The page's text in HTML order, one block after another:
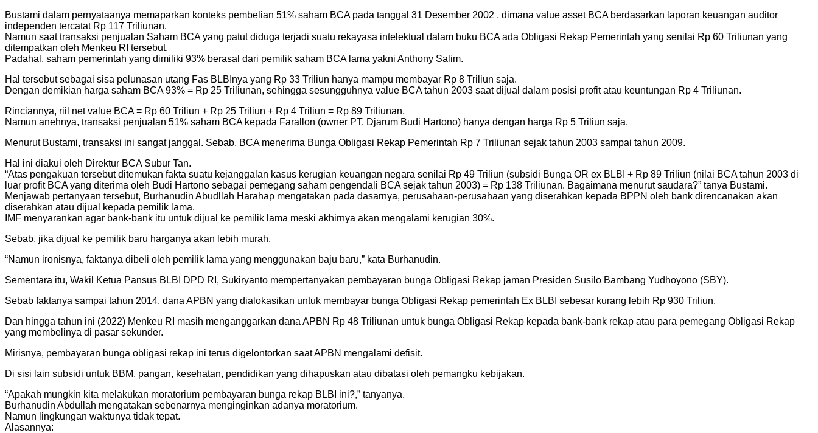
Bustami dalam pernyataanya memaparkan konteks pembelian 51% saham BCA pada tanggal 31 Desember 2002 , dimana value asset BCA berdasarkan laporan keuangan auditor
independen tercatat Rp 117 Triliunan.
Namun saat transaksi penjualan Saham BCA yang patut diduga terjadi suatu rekayasa intelektual dalam buku BCA ada Obligasi Rekap Pemerintah yang senilai Rp 60 Triliunan yang
ditempatkan oleh Menkeu RI tersebut.
Padahal, saham pemerintah yang dimiliki 93% berasal dari pemilik saham BCA lama yakni Anthony Salim.
Hal tersebut sebagai sisa pelunasan utang Fas BLBInya yang Rp 33 Triliun hanya mampu membayar Rp 8 Triliun saja.
Dengan demikian harga saham BCA 93% = Rp 25 Triliunan, sehingga sesungguhnya value BCA tahun 2003 saat dijual dalam posisi profit atau keuntungan Rp 4 Triliunan.
Rinciannya, riil net value BCA = Rp 60 Triliun + Rp 25 Triliun + Rp 4 Triliun = Rp 89 Triliunan.
Namun anehnya, transaksi penjualan 51% saham BCA kepada Farallon (owner PT. Djarum Budi Hartono) hanya dengan harga Rp 5 Triliun saja.
Menurut Bustami, transaksi ini sangat janggal. Sebab, BCA menerima Bunga Obligasi Rekap Pemerintah Rp 7 Triliunan sejak tahun 2003 sampai tahun 2009.
Hal ini diakui oleh Direktur BCA Subur Tan.
“Atas pengakuan tersebut ditemukan fakta suatu kejanggalan kasus kerugian keuangan negara senilai Rp 49 Triliun (subsidi Bunga OR ex BLBI + Rp 89 Triliun (nilai BCA tahun 2003 di
luar profit BCA yang diterima oleh Budi Hartono sebagai pemegang saham pengendali BCA sejak tahun 2003) = Rp 138 Triliunan. Bagaimana menurut saudara?” tanya Bustami.
Menjawab pertanyaan tersebut, Burhanudin Abudllah Harahap mengatakan pada dasarnya, perusahaan-perusahaan yang diserahkan kepada BPPN oleh bank direncanakan akan
diserahkan atau dijual kepada pemilik lama.
IMF menyarankan agar bank-bank itu untuk dijual ke pemilik lama meski akhirnya akan mengalami kerugian 30%.
Sebab, jika dijual ke pemilik baru harganya akan lebih murah.
“Namun ironisnya, faktanya dibeli oleh pemilik lama yang menggunakan baju baru,” kata Burhanudin.
Sementara itu, Wakil Ketua Pansus BLBI DPD RI, Sukiryanto mempertanyakan pembayaran bunga Obligasi Rekap jaman Presiden Susilo Bambang Yudhoyono (SBY).
Sebab faktanya sampai tahun 2014, dana APBN yang dialokasikan untuk membayar bunga Obligasi Rekap pemerintah Ex BLBI sebesar kurang lebih Rp 930 Triliun.
Dan hingga tahun ini (2022) Menkeu RI masih menganggarkan dana APBN Rp 48 Triliunan untuk bunga Obligasi Rekap kepada bank-bank rekap atau para pemegang Obligasi Rekap
yang membelinya di pasar sekunder.
Mirisnya, pembayaran bunga obligasi rekap ini terus digelontorkan saat APBN mengalami defisit.
Di sisi lain subsidi untuk BBM, pangan, kesehatan, pendidikan yang dihapuskan atau dibatasi oleh pemangku kebijakan.
“Apakah mungkin kita melakukan moratorium pembayaran bunga rekap BLBI ini?,” tanyanya.
Burhanudin Abdullah mengatakan sebenarnya menginginkan adanya moratorium.
Namun lingkungan waktunya tidak tepat.
Alasannya: